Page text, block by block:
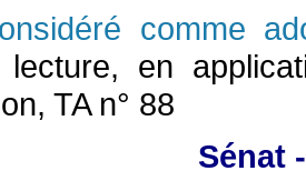
comme
lecture, en
TA n° 88
Sénat